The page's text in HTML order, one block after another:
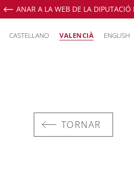
ANAR A LA WEB DE LA DIPUTACIÓ
CASTELLANO VALENCIÀ ENGLISH
TORNAR